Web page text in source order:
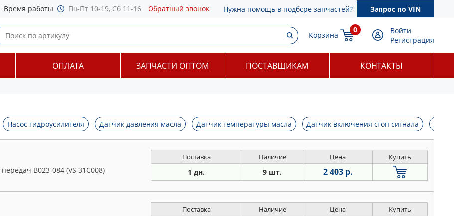
Время работы Пн-Пт 10-19, Сб 11-16 Обратный звонок Нужна помощь в подборе запчастей? Запрос по VIN
Корзина
0
Войти
Регистрация
ОПЛАТА ЗАПЧАСТИ ОПТОМ ПОСТАВЩИКАМ КОНТАКТЫ
Насос гидроусилителя Датчик давления масла Датчик температуры масла Датчик включения стоп сигнала
B023-084 (VS-31C008)
Поставка Наличие Цена Купить
1 дн. 9 шт. 2 403 р.
Поставка Наличие Цена Купить